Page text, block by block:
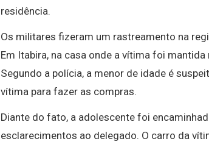
residência.
Os militares fizeram um rastreamento na
Em Itabira, na casa onde a vítima foi
Segundo a polícia, a menor de idade é
vítima para fazer as compras.
Diante do fato, a adolescente foi
esclarecimentos ao delegado. O carro da